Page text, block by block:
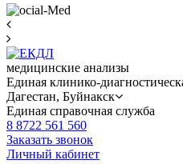
медицинские анализы
Единая клинико-
Дагестан, Буйнакск
Единая справочная служба
8 8722 561 560
Заказать звонок
Личный кабинет